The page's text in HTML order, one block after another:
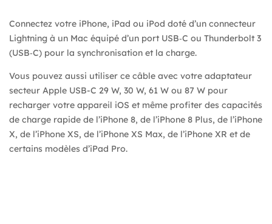
Connectez votre iPhone, iPad ou iPod doté d’un connecteur
Lightning à un Mac équipé d’un port USB‑C ou Thunderbolt 3
(USB‑C) pour la synchronisation et la charge.
Vous pouvez aussi utiliser ce câble avec votre adaptateur
secteur Apple USB-C 29 W, 30 W, 61 W ou 87 W pour
recharger votre appareil iOS et même profiter des capacités
de charge rapide de l’iPhone 8, de l’iPhone 8 Plus, de l’iPhone
X, de l’iPhone XS, de l’iPhone XS Max, de l’iPhone XR et de
certains modèles d’iPad Pro.